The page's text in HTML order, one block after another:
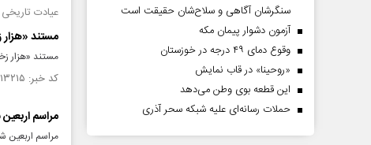
عیادت تاریخی
مستند
مستند «هزار زخم و یک
کد خبر: ۱۵۱۳۲۱۵ تاریخ انتشار : ۱۴۰۴/۰۵/۱۴
مراسم
مراسم اربعین
سنگرشان آگاهی و سلاح‌شان حقیقت است
آزمون دشوار پیمان مکه
وقوع دمای ۴۹ درجه در خوزستان
«روحینا» در قاب نمایش
این قطعه بوی وطن می‌دهد
حملات رسانه‌ای علیه شبکه سحر آذری